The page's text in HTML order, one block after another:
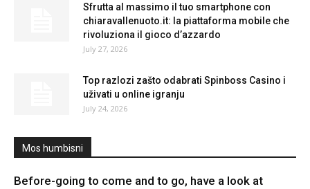
Sfrutta al massimo il tuo smartphone con
chiaravallenuoto.it: la piattaforma mobile che
rivoluziona il gioco d’azzardo
July 27, 2026
Top razlozi zašto odabrati Spinboss Casino i
uživati u online igranju
July 24, 2026
Mos humbisni
Before-going to come and to go, have a look at